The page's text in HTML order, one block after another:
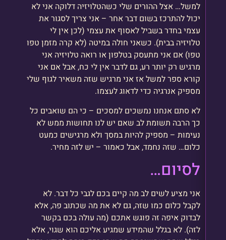
למשל… אצל ההורים שלי כשהטלויזיה דלוקה אני לא
יכול להתרכז בשום דבר אחר – אני צריך לסגור את
עצמי בחדר בשביל לאסוף את עצמי (לכן אין לי
טלויזיה בבית). כשאני חולה במיטה (לא קרה מזמן טפו
טפו) אם אני מתעסק בטלפון או רואה טלויזיה אני
מרגיש רק יותר רע, גם לדבר אין לי כח, אבל אם אני
קורא ספר למשל אז אני מרגיש שזה משאיר לגוף שלי
מספיק אנרגיה כדי לדאוג לעצמו.
לא סתם אנחנו נמשכים למסכים – כי הם שואבים כל
כך הרבה תשומת לב שאם יש לנו תחושות ממש לא
נעימות – מספיק להיות במסך ולא מרגישים כמעט
כלום… שזה נחמד, אבל כאמור – יש לזה מחיר.
לסיום…
אני מציע לשים לב מה קיים בכם לגבי כל דבר. לא
לקבל כלום כמו שזה, גם לא את מה שכתוב פה, אלא
לבדוק איפה זה פוגש אתכם (מה עולה בכם בקשר
לזה). לא בגלל שהמידע שמגיע אליכם הוא שגוי, אלא